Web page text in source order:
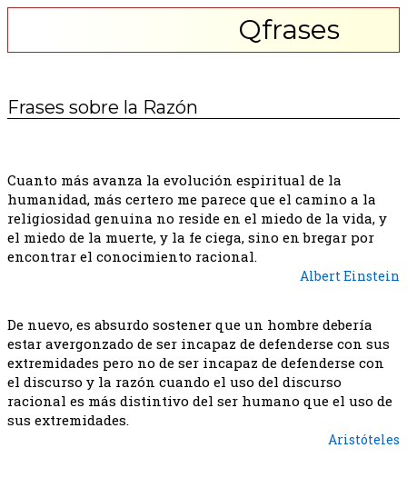
Qfrases
Frases sobre la Razón
Cuanto más avanza la evolución espiritual de la
humanidad, más certero me parece que el camino a la
religiosidad genuina no reside en el miedo de la vida, y
el miedo de la muerte, y la fe ciega, sino en bregar por
encontrar el conocimiento racional.
Albert Einstein
De nuevo, es absurdo sostener que un hombre debería
estar avergonzado de ser incapaz de defenderse con sus
extremidades pero no de ser incapaz de defenderse con
el discurso y la razón cuando el uso del discurso
racional es más distintivo del ser humano que el uso de
sus extremidades.
Aristóteles